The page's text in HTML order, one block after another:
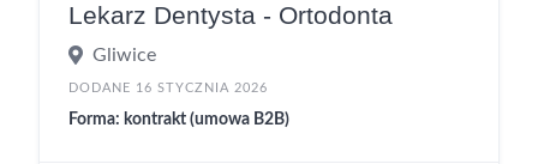
Lekarz Dentysta - Ortodonta
Gliwice
DODANE 16 STYCZNIA 2026
Forma: kontrakt (umowa B2B)